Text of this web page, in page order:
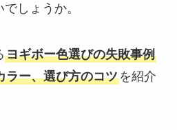
しょうか。
ヨギボー色選びの失敗事例
ラー、選び方のコツを紹介